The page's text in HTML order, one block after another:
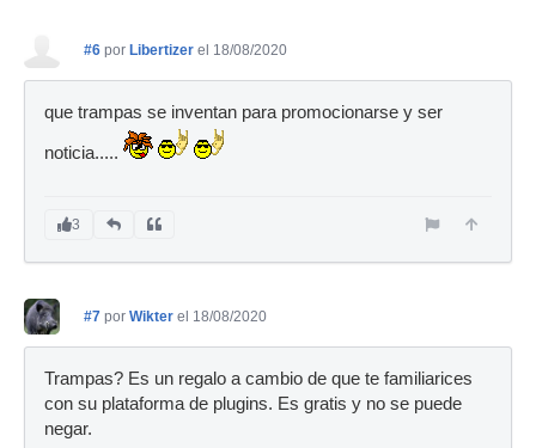
#6 por Libertizer el 18/08/2020
que trampas se inventan para promocionarse y ser
noticia.....
3
#7 por Wikter el 18/08/2020
Trampas? Es un regalo a cambio de que te familiarices
con su plataforma de plugins. Es gratis y no se puede
negar.